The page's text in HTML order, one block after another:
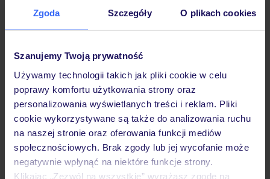
Zgoda Szczegóły O plikach cookies
Szanujemy Twoją prywatność
Używamy technologii takich jak pliki cookie w celu
poprawy komfortu użytkowania strony oraz
personalizowania wyświetlanych treści i reklam. Pliki
cookie wykorzystywane są także do analizowania ruchu
na naszej stronie oraz oferowania funkcji mediów
społecznościowych. Brak zgody lub jej wycofanie może
negatywnie wpłynąć na niektóre funkcje strony.
Klikając „Zezwól na wszystkie” wyrażasz zgodę na
Atrakcje
Ważne informacje
Często zadawane pytania
Jak zmienić uczestników/osobę zgłaszającą?
Czy w Hotelu będzie przedstawiciel TUI?
Na jakiej podstawie i gdzie otrzymam karty
pokładowe/bilety lotnicze?